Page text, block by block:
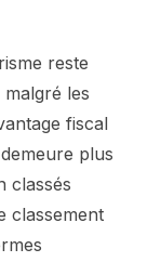
reste
les
fiscal
plus
classés
classement